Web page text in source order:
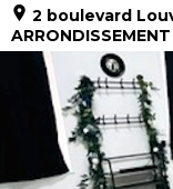
2 boulevard
ARRONDISSEMENT